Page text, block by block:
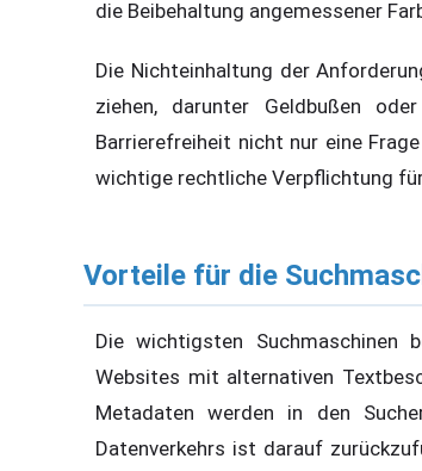
die Beibehaltung angemessener
Die Nichteinhaltung der
ziehen, darunter Geldbußen
Barrierefreiheit nicht nur eine
wichtige rechtliche Verpflichtung
Vorteile für die
Die wichtigsten Suchmaschinen
Websites mit alternativen
Metadaten werden in den
Datenverkehrs ist darauf